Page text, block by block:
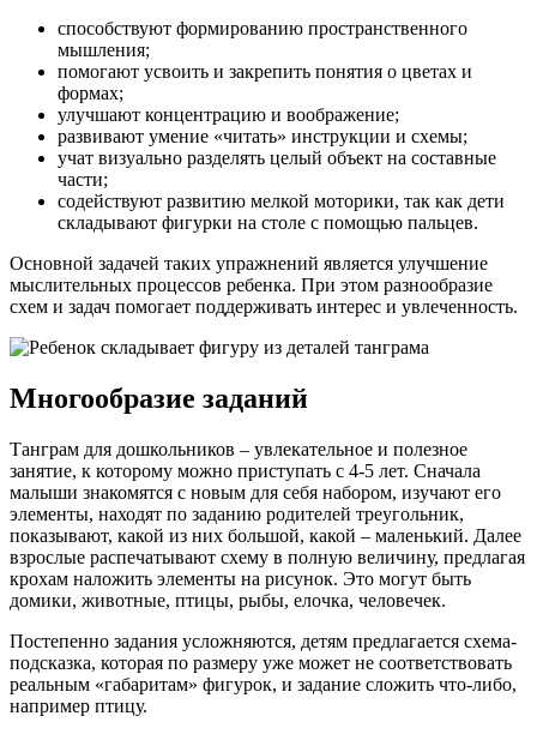
способствуют формированию пространственного
мышления;
помогают усвоить и закрепить понятия о цветах и
формах;
улучшают концентрацию и воображение;
развивают умение «читать» инструкции и схемы;
учат визуально разделять целый объект на составные
части;
содействуют развитию мелкой моторики, так как дети
складывают фигурки на столе с помощью пальцев.
Основной задачей таких упражнений является улучшение
мыслительных процессов ребенка. При этом разнообразие
схем и задач помогает поддерживать интерес и увлеченность.
Многообразие заданий
Танграм для дошкольников – увлекательное и полезное
занятие, к которому можно приступать с 4-5 лет. Сначала
малыши знакомятся с новым для себя набором, изучают его
элементы, находят по заданию родителей треугольник,
показывают, какой из них большой, какой – маленький. Далее
взрослые распечатывают схему в полную величину, предлагая
крохам наложить элементы на рисунок. Это могут быть
домики, животные, птицы, рыбы, елочка, человечек.
Постепенно задания усложняются, детям предлагается схема-
подсказка, которая по размеру уже может не соответствовать
реальным «габаритам» фигурок, и задание сложить что-либо,
например птицу.